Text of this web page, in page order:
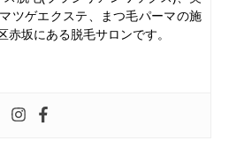
ツゲエクステ、まつ毛パーマの施
坂にある脱毛サロンです。